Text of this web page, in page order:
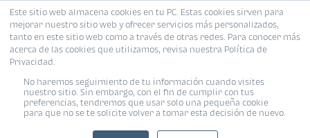
Este sitio web almacena cookies en tu PC. Estas cookies sirven para
mejorar nuestro sitio web y ofrecer servicios más personalizados,
tanto en este sitio web como a través de otras redes. Para conocer más
acerca de las cookies que utilizamos, revisa nuestra Política de
Privacidad.
No haremos seguimiento de tu información cuando visites
nuestro sitio. Sin embargo, con el fin de cumplir con tus
preferencias, tendremos que usar solo una pequeña cookie
para que no se te solicite volver a tomar esta decisión de nuevo.